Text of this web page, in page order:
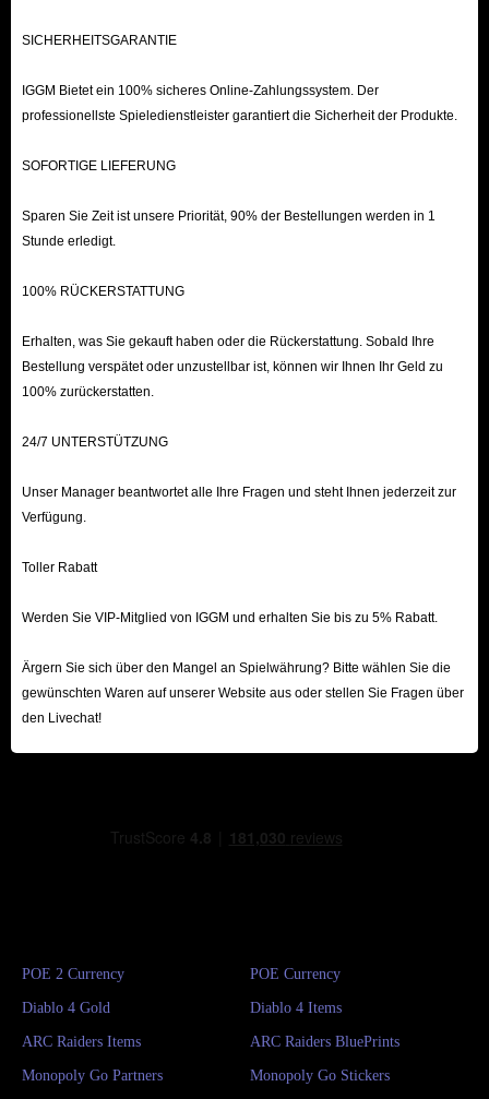
SICHERHEITSGARANTIE
IGGM Bietet ein 100% sicheres Online-Zahlungssystem. Der
professionellste Spieledienstleister garantiert die Sicherheit der Produkte.
SOFORTIGE LIEFERUNG
Sparen Sie Zeit ist unsere Priorität, 90% der Bestellungen werden in 1
Stunde erledigt.
100% RÜCKERSTATTUNG
Erhalten, was Sie gekauft haben oder die Rückerstattung. Sobald Ihre
Bestellung verspätet oder unzustellbar ist, können wir Ihnen Ihr Geld zu
100% zurückerstatten.
24/7 UNTERSTÜTZUNG
Unser Manager beantwortet alle Ihre Fragen und steht Ihnen jederzeit zur
Verfügung.
Toller Rabatt
Werden Sie VIP-Mitglied von IGGM und erhalten Sie bis zu 5% Rabatt.
Ärgern Sie sich über den Mangel an Spielwährung? Bitte wählen Sie die
gewünschten Waren auf unserer Website aus oder stellen Sie Fragen über
den Livechat!
POE 2 Currency POE Currency
Diablo 4 Gold Diablo 4 Items
ARC Raiders Items ARC Raiders BluePrints
Monopoly Go Partners Monopoly Go Stickers